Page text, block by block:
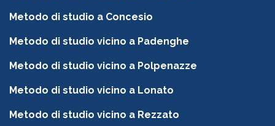
Metodo di studio a Concesio
Metodo di studio vicino a Padenghe
Metodo di studio vicino a Polpenazze
Metodo di studio vicino a Lonato
Metodo di studio vicino a Rezzato